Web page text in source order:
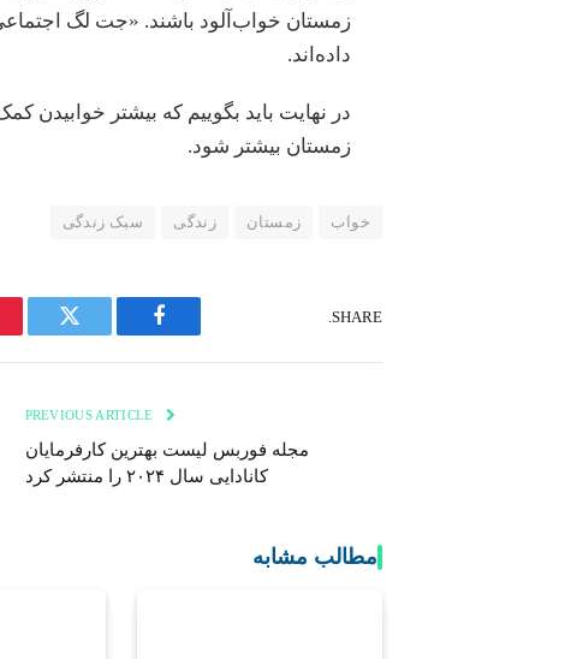
زمستان خواب‌آلود باشند. «جت لگ
داده‌اند.
در نهایت باید بگوییم که بیشتر خوابیدن
زمستان بیشتر شود.
خواب زمستان زندگی سبک زندگی
SHARE.
Facebook
Twitter
مجله فوربس لیست بهترین کارفرمایان
کانادایی سال ۲۰۲۴ را منتشر کرد
مطالب مشابه